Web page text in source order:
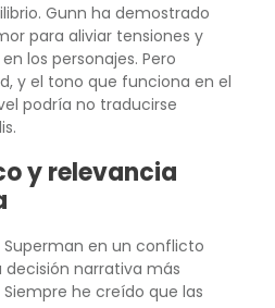
Gunn ha demostrado
para aliviar tensiones y
los personajes. Pero
y el tono que funciona en el
podría no traducirse
y relevancia
en un conflicto
narrativa más
he creído que las